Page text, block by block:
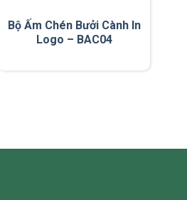
Bộ Ấm Chén Bưởi Cành In
Logo – BAC04